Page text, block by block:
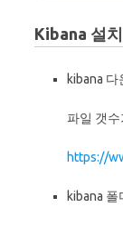
Kibana 설
kibana 다
파일 갯수
https://
kibana 폴